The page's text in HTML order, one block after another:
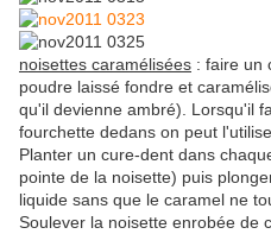
noisettes caramélisées : faire un
poudre laissé fondre et
qu'il devienne ambré). Lorsqu'il
fourchette dedans on peut
Planter un cure-dent dans
pointe de la noisette) puis
liquide sans que le caramel ne
Soulever la noisette enrobée de